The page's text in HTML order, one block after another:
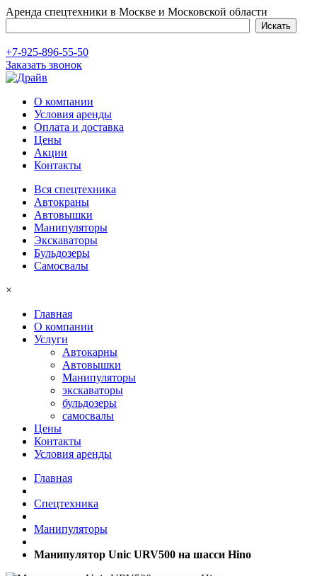
Аренда спецтехники в Москве и Московской области
+7-925-896-55-50
Заказать звонок
О компании
Условия аренды
Оплата и доставка
Цены
Акции
Контакты
Вся спецтехника
Автокраны
Автовышки
Манипуляторы
Экскаваторы
Бульдозеры
Самосвалы
×
Главная
О компании
Услуги
Автокарны
Автовышки
Манипуляторы
экскаваторы
бульдозеры
самосвалы
Цены
Контакты
Условия аренды
Главная
Спецтехника
Манипуляторы
Манипулятор Unic URV500 на шасси Hino